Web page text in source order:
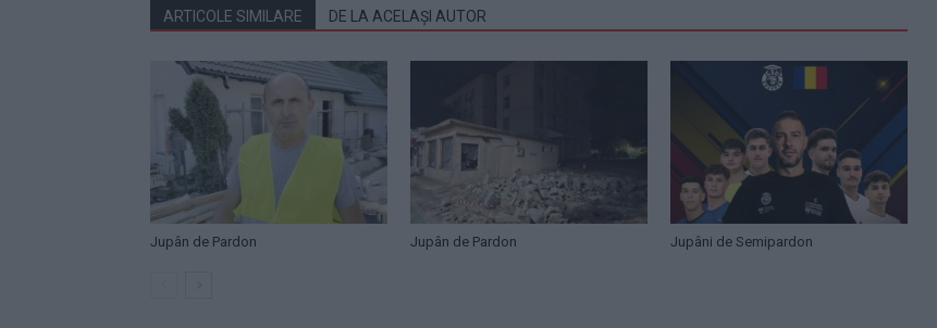
ARTICOLE SIMILARE DE LA ACELAȘI AUTOR
Jupân de Pardon Jupân de Pardon Jupâni de Semipardon